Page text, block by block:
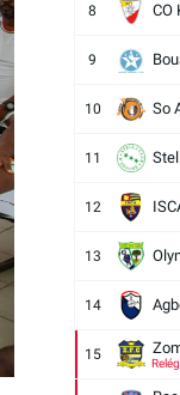
8 CO
9
10 So
11
12
13
14
15